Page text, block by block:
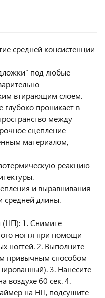
средней консистенции
под любые
втирающим слоем.
проникает в
между
сцепление
материалом,
реакцию
и выравнивания
средней длины.
(НП): 1. Снимите
ногтя при помощи
ногтей. 2. Выполните
привычным способом
3. Нанесите
воздухе 60 сек. 4.
на НП, подсушите